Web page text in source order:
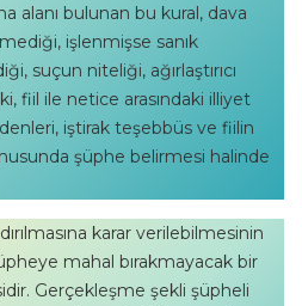
alanı bulunan bu kural, dava
işlenmişse sanık
suçun niteliği, ağırlaştırıcı
fiil ile netice arasındaki illiyet
iştirak teşebbüs ve fiilin
şüphe belirmesi halinde
karar verilebilmesinin
mahal bırakmayacak bir
Gerçekleşme şekli şüpheli